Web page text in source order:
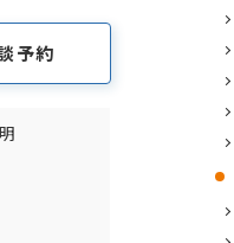
予約